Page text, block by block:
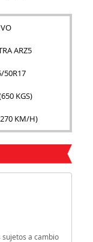
ARZ5
50R17
KGS)
KM/H)
sujetos a cambio